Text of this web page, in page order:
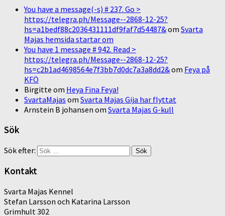
You have a message(-s) # 237. Go >
https://telegra.ph/Message--2868-12-25?
hs=a1bedf88c2036431111df9faf7d54487&om Svarta
Majas hemsida startar om
You have 1 message # 942. Read >
https://telegra.ph/Message--2868-12-25?
hs=c2b1ad4698564e7f3bb7d0dc7a3a8dd2&om Feya på
KFÖ
Birgitte om Heya Fina Feya!
SvartaMajas om Svarta Majas Gija har flyttat
Arnstein B johansen om Svarta Majas G-kull
Sök
Sök efter:
Kontakt
Svarta Majas Kennel
Stefan Larsson och Katarina Larsson
Grimhult 302